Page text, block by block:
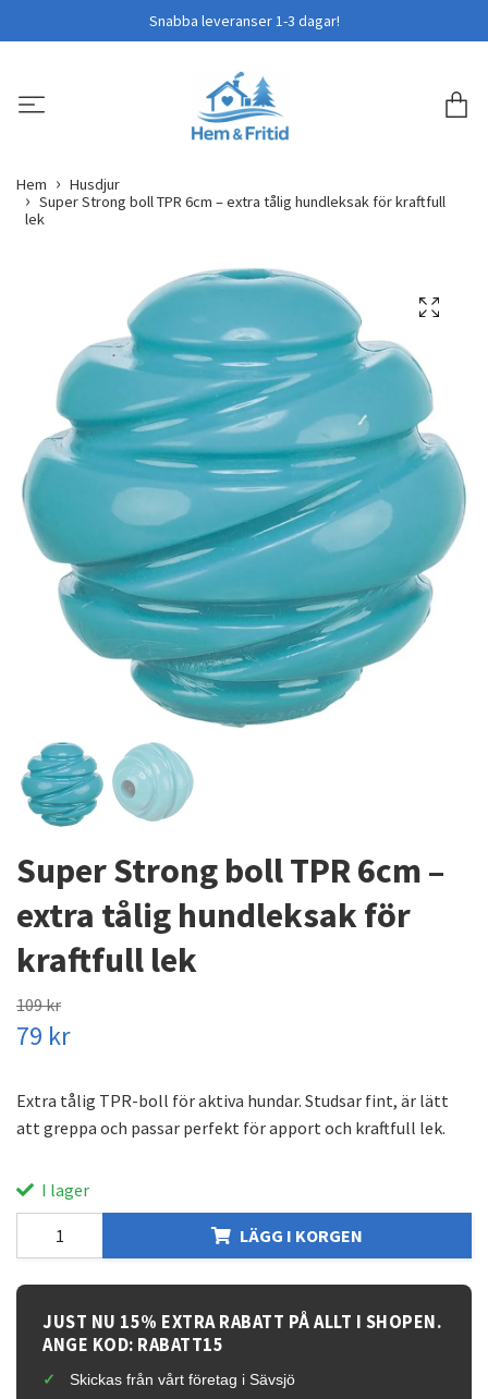
Snabba leveranser 1-3 dagar!
Hem
Husdjur
Super Strong boll TPR 6cm – extra tålig hundleksak för kraftfull
lek
Super Strong boll TPR 6cm –
extra tålig hundleksak för
kraftfull lek
109 kr
79 kr
Extra tålig TPR-boll för aktiva hundar. Studsar fint, är lätt
att greppa och passar perfekt för apport och kraftfull lek.
I lager
LÄGG I KORGEN
JUST NU 15% EXTRA RABATT PÅ ALLT I SHOPEN.
ANGE KOD: RABATT15
Skickas från vårt företag i Sävsjö